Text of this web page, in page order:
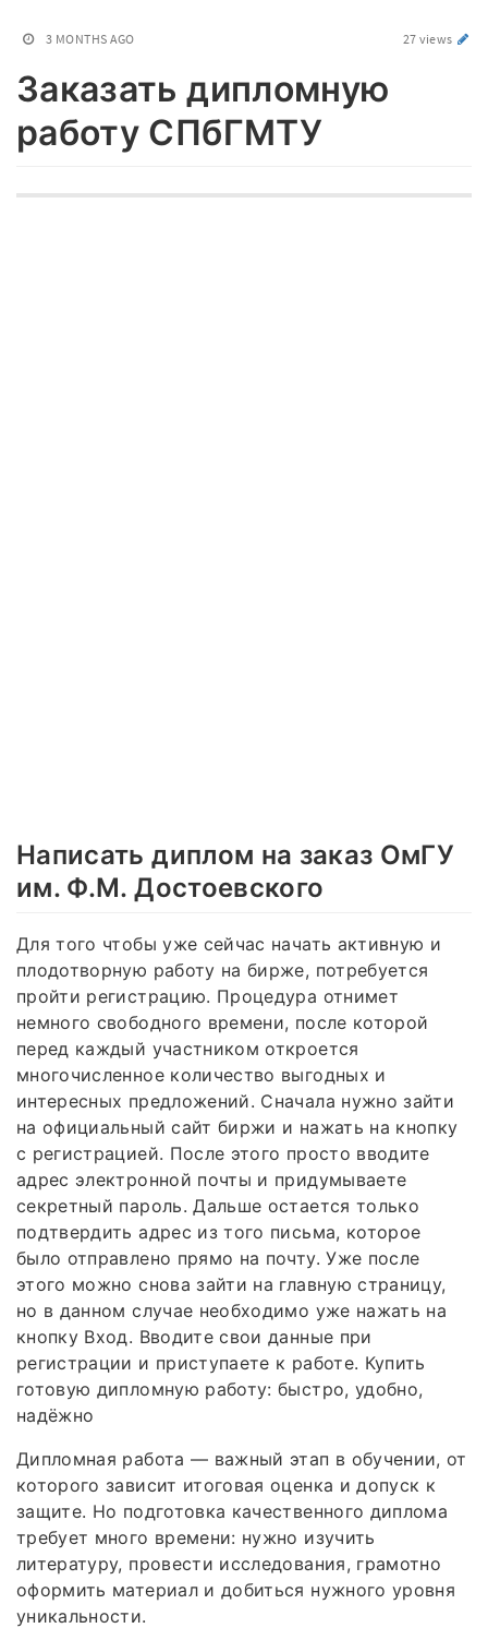
3 MONTHS AGO 27 views
Заказать дипломную
работу СПбГМТУ
Написать диплом на заказ ОмГУ
им. Ф.М. Достоевского
Для того чтобы уже сейчас начать активную и
плодотворную работу на бирже, потребуется
пройти регистрацию. Процедура отнимет
немного свободного времени, после которой
перед каждый участником откроется
многочисленное количество выгодных и
интересных предложений. Сначала нужно зайти
на официальный сайт биржи и нажать на кнопку
с регистрацией. После этого просто вводите
адрес электронной почты и придумываете
секретный пароль. Дальше остается только
подтвердить адрес из того письма, которое
было отправлено прямо на почту. Уже после
этого можно снова зайти на главную страницу,
но в данном случае необходимо уже нажать на
кнопку Вход. Вводите свои данные при
регистрации и приступаете к работе. Купить
готовую дипломную работу: быстро, удобно,
надёжно
Дипломная работа — важный этап в обучении, от
которого зависит итоговая оценка и допуск к
защите. Но подготовка качественного диплома
требует много времени: нужно изучить
литературу, провести исследования, грамотно
оформить материал и добиться нужного уровня
уникальности.